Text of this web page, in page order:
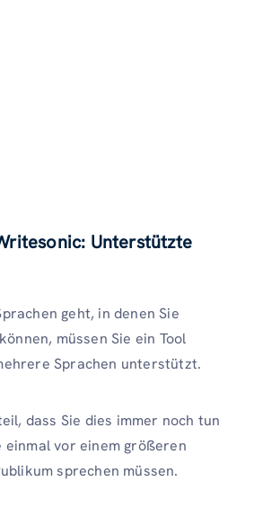
Unterstützte
geht, in denen Sie
müssen Sie ein Tool
Sprachen unterstützt.
dass Sie dies immer noch tun
einmal vor einem größeren
sprechen müssen.